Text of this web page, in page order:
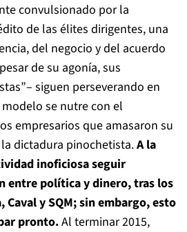
convulsionado por la
de las élites dirigentes, una
del negocio y del acuerdo
de su agonía, sus
siguen perseverando en
se nutre con el
empresarios que amasaron su
dictadura pinochetista.A la
inoficiosa seguir
entre política y dinero, tras los
Caval y SQM; sin embargo, esto
pronto.Al terminar 2015,